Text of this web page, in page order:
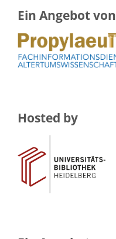
Ein Angebot von
Hosted by